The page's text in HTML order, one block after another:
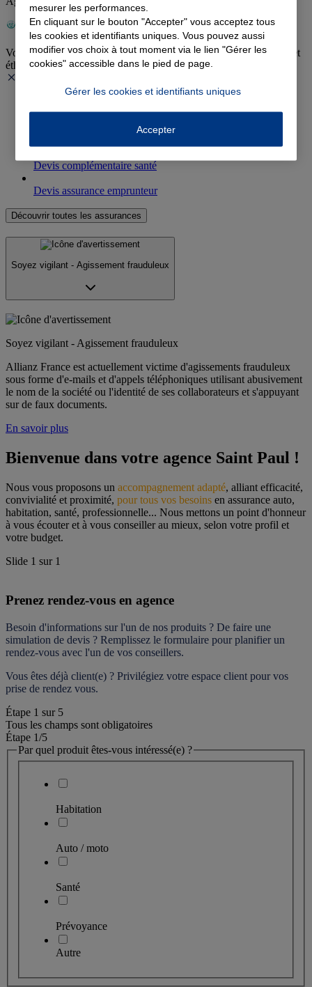
Votre agence agit au quotidien pour une activité plus responsable et
éthique.
Devis assurance auto
Devis complémentaire santé
Devis assurance emprunteur
Découvrir toutes les assurances
Soyez vigilant - Agissement frauduleux
Soyez vigilant - Agissement frauduleux
Allianz France est actuellement victime d'agissements frauduleux
sous forme d'e-mails et d'appels téléphoniques utilisant abusivement
le nom de la société ou l'identité de ses collaborateurs et s'appuyant
sur de faux documents.
En savoir plus
Bienvenue dans votre agence Saint Paul !
Nous vous proposons un accompagnement adapté, alliant efficacité,
convivialité et proximité, pour tous vos besoins en assurance auto,
habitation, santé, professionnelle... Nous mettons un point d'honneur
à vous écouter et à vous conseiller au mieux, selon votre profil et
votre budget.
Slide 1 sur 1
Prenez rendez-vous en agence
Besoin d'informations sur l'un de nos produits ? De faire une
simulation de devis ? Remplissez le formulaire pour planifier un
rendez-vous avec l'un de vos conseillers.
Vous êtes déjà client(e) ? Privilégiez votre espace client pour vos
prise de rendez vous.
Étape 1 sur 5
Tous les champs sont obligatoires
Étape 1/5
Par quel produit êtes-vous intéressé(e) ?
Habitation
Auto / moto
Santé
Prévoyance
Autre
mesurer les performances.
En cliquant sur le bouton "Accepter" vous acceptez tous
les cookies et identifiants uniques. Vous pouvez aussi
modifier vos choix à tout moment via le lien "Gérer les
cookies" accessible dans le pied de page.
Gérer les cookies et identifiants uniques
Accepter